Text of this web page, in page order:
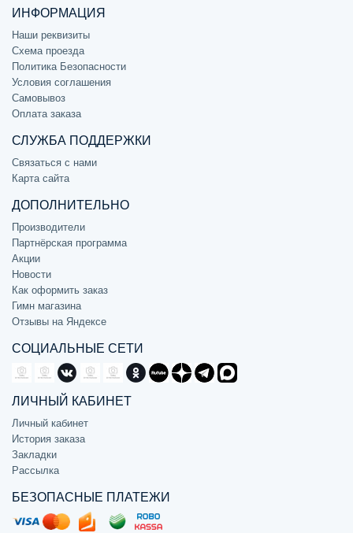
ИНФОРМАЦИЯ
Наши реквизиты
Схема проезда
Политика Безопасности
Условия соглашения
Самовывоз
Оплата заказа
СЛУЖБА ПОДДЕРЖКИ
Связаться с нами
Карта сайта
ДОПОЛНИТЕЛЬНО
Производители
Партнёрская программа
Акции
Новости
Как оформить заказ
Гимн магазина
Отзывы на Яндексе
СОЦИАЛЬНЫЕ СЕТИ
ЛИЧНЫЙ КАБИНЕТ
Личный кабинет
История заказа
Закладки
Рассылка
БЕЗОПАСНЫЕ ПЛАТЕЖИ